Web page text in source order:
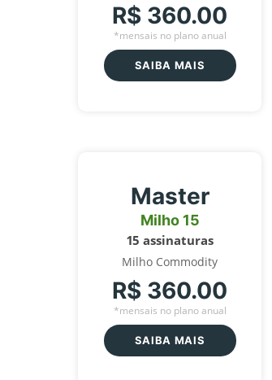
R$ 360.00
*mensais no plano anual
SAIBA MAIS
Master
Milho 15
15 assinaturas
Milho Commodity
R$ 360.00
*mensais no plano anual
SAIBA MAIS